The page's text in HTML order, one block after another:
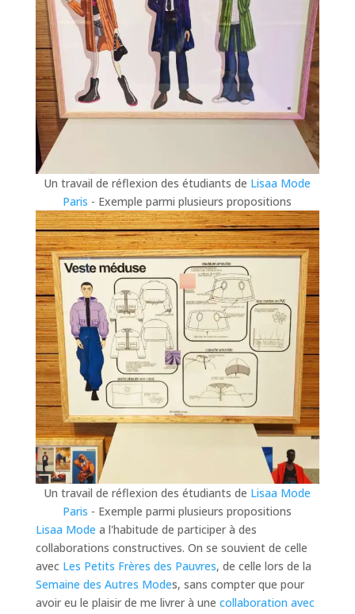
Un travail de réflexion des étudiants de Lisaa Mode
Paris - Exemple parmi plusieurs propositions
Un travail de réflexion des étudiants de Lisaa Mode
Paris - Exemple parmi plusieurs propositions
Lisaa Mode a l'habitude de participer à des
collaborations constructives. On se souvient de celle
avec Les Petits Frères des Pauvres, de celle lors de la
Semaine des Autres Modes, sans compter que pour
avoir eu le plaisir de me livrer à une collaboration avec